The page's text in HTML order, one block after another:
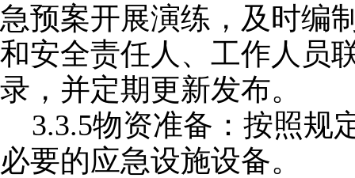
急预案开展演练，及时编
和安全责任人、工作人员
录，并定期更新发布。
3.3.5物资准备：按照规
必要的应急设施设备。